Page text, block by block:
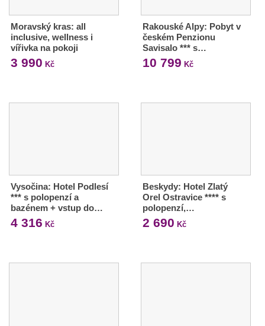
Moravský kras: all
inclusive, wellness i
vířivka na pokoji
3 990 Kč
Rakouské Alpy: Pobyt v
českém Penzionu
Savisalo *** s…
10 799 Kč
Vysočina: Hotel Podlesí
*** s polopenzí a
bazénem + vstup do…
4 316 Kč
Beskydy: Hotel Zlatý
Orel Ostravice **** s
polopenzí,…
2 690 Kč